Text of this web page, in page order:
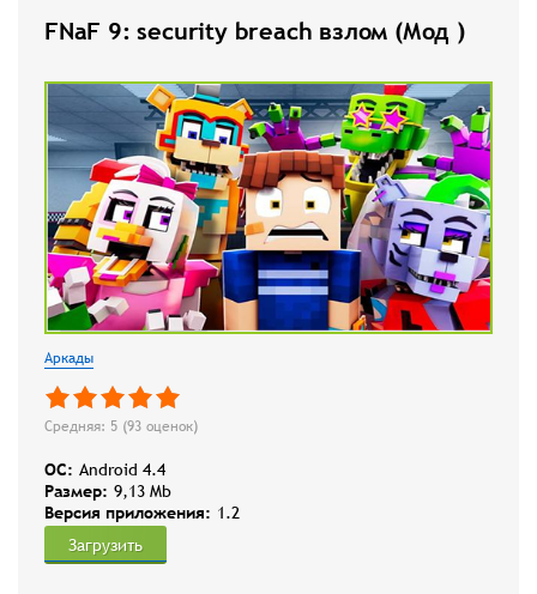
FNaF 9: security breach взлом (Мод )
Аркады
Средняя: 5 (93 оценок)
OC: Android 4.4
Размер: 9,13 Mb
Версия приложения: 1.2
Загрузить